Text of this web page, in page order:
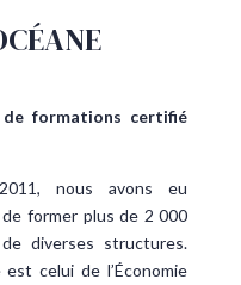
de formations certifié
nous avons eu
de former plus de 2 000
diverses structures.
celui de l’Économie